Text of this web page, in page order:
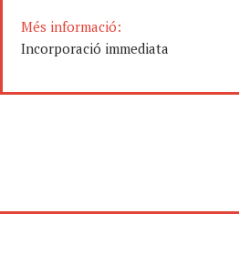
Més informació:
Incorporació immediata